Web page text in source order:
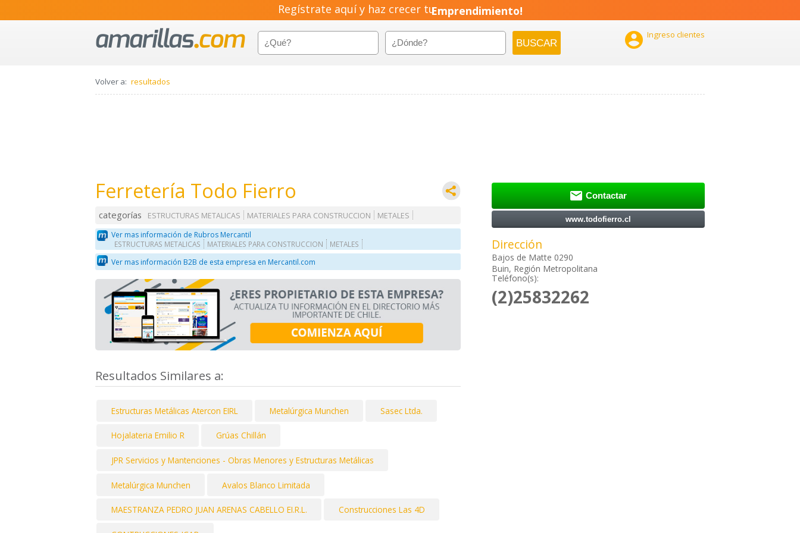
Regístrate aquí y haz crecer tuEmprendimiento!
 Ingreso clientes
Volver a: resultados
Ferretería Todo Fierro
categorías ESTRUCTURAS METALICAS MATERIALES PARA CONSTRUCCION
METALES
Ver mas información de Rubros Mercantil
ESTRUCTURAS METALICAS MATERIALES PARA CONSTRUCCION METALES
Ver mas información B2B de esta empresa en Mercantil.com
Resultados Similares a:
Estructuras Metálicas Atercon EIRL Metalúrgica Munchen Sasec Ltda.
Hojalateria Emilio R Grúas Chillán
JPR Servicios y Mantenciones - Obras Menores y Estructuras Metálicas
Metalúrgica Munchen Avalos Blanco Limitada
MAESTRANZA PEDRO JUAN ARENAS CABELLO EI.R.L. Construcciones Las 4D
 Contactar
www.todofierro.cl
Dirección
Bajos de Matte 0290
Buin, Región Metropolitana
Teléfono(s):
(2)25832262